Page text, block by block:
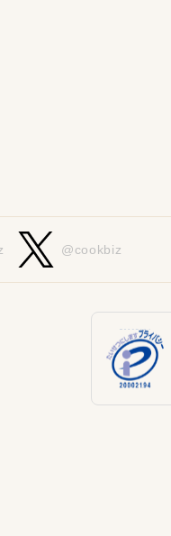
@cookbiz